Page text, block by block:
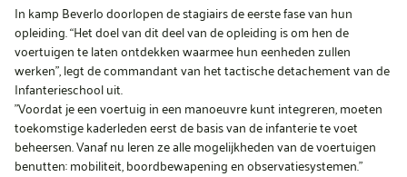
In kamp Beverlo doorlopen de stagiairs de eerste fase van hun
opleiding. “Het doel van dit deel van de opleiding is om hen de
voertuigen te laten ontdekken waarmee hun eenheden zullen
werken”, legt de commandant van het tactische detachement van de
Infanterieschool uit.
"Voordat je een voertuig in een manoeuvre kunt integreren, moeten
toekomstige kaderleden eerst de basis van de infanterie te voet
beheersen. Vanaf nu leren ze alle mogelijkheden van de voertuigen
benutten: mobiliteit, boordbewapening en observatiesystemen."